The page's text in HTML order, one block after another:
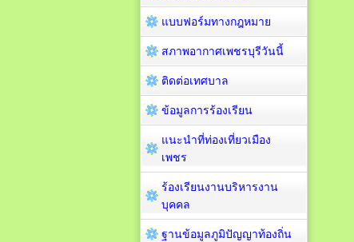
แบบฟอร์มทางกฎหมาย
สภาพอากาศเพชรบุรีวันนี้
ติดต่อเทศบาล
ข้อมูลการร้องเรียน
แนะนำที่ท่องเที่ยวเมือง
เพชร
ร้องเรียนงานบริหารงาน
บุคคล
ฐานข้อมูลภูมิปัญญาท้องถิ่น